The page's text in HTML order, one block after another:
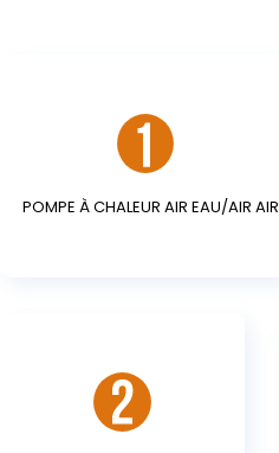
POMPE À CHALEUR AIR EAU/AIR AIR